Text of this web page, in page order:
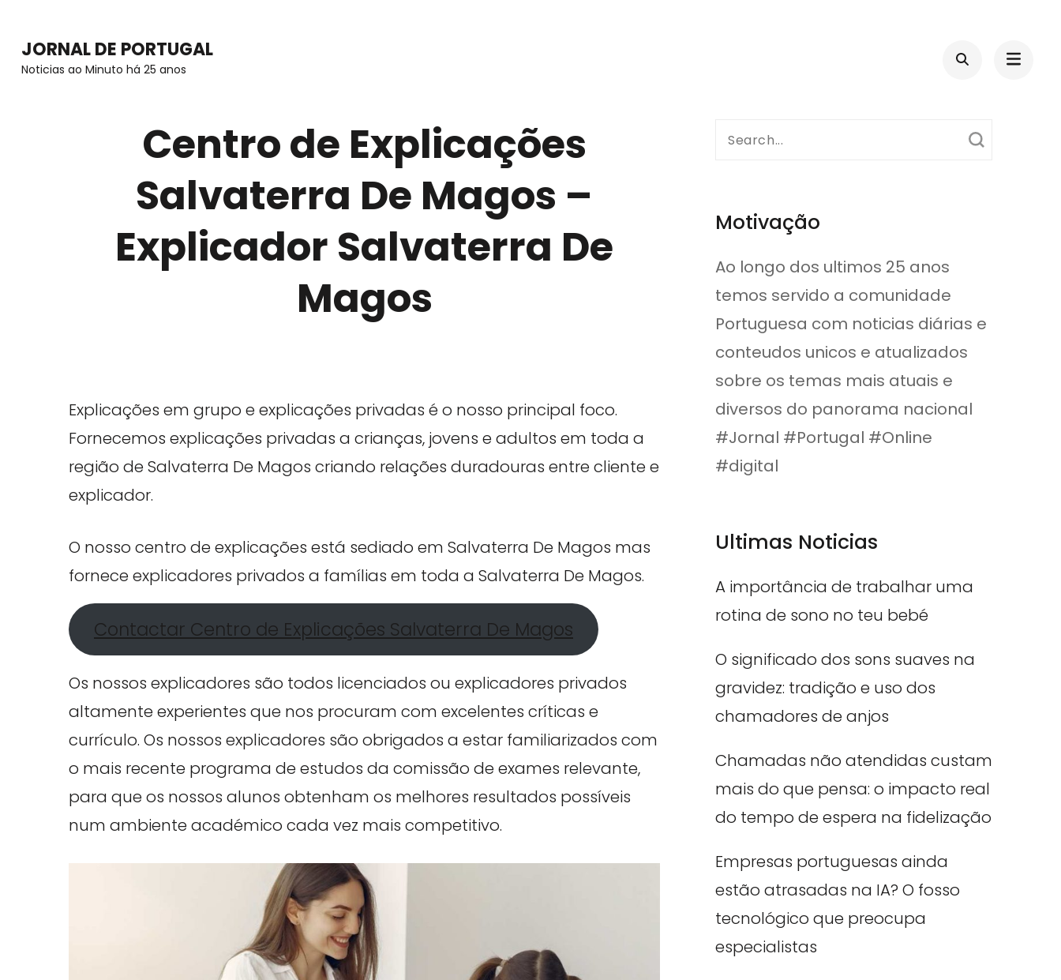
content
JORNAL DE PORTUGAL
Noticias ao Minuto há 25 anos
Centro de Explicações
Salvaterra De Magos –
Explicador Salvaterra De
Magos
Explicações em grupo e explicações privadas é o nosso principal foco.
Fornecemos explicações privadas a crianças, jovens e adultos em toda a
região de Salvaterra De Magos criando relações duradouras entre cliente e
explicador.
O nosso centro de explicações está sediado em Salvaterra De Magos mas
fornece explicadores privados a famílias em toda a Salvaterra De Magos.
Contactar Centro de Explicações Salvaterra De Magos
Os nossos explicadores são todos licenciados ou explicadores privados
altamente experientes que nos procuram com excelentes críticas e
currículo. Os nossos explicadores são obrigados a estar familiarizados com
o mais recente programa de estudos da comissão de exames relevante,
para que os nossos alunos obtenham os melhores resultados possíveis
num ambiente académico cada vez mais competitivo.
Search
Motivação
Ao longo dos ultimos 25 anos
temos servido a comunidade
Portuguesa com noticias diárias e
conteudos unicos e atualizados
sobre os temas mais atuais e
diversos do panorama nacional
#Jornal #Portugal #Online
#digital
Ultimas Noticias
A importância de trabalhar uma
rotina de sono no teu bebé
O significado dos sons suaves na
gravidez: tradição e uso dos
chamadores de anjos
Chamadas não atendidas custam
mais do que pensa: o impacto real
do tempo de espera na fidelização
Empresas portuguesas ainda
estão atrasadas na IA? O fosso
tecnológico que preocupa
especialistas